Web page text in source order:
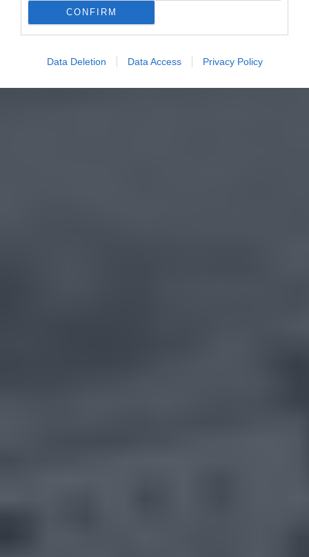
CONFIRM
Data Deletion Data Access Privacy Policy